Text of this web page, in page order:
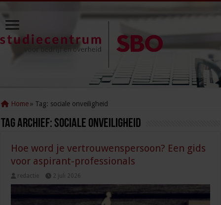
Home » Tag: sociale onveiligheid
Tag Archief:sociale onveiligheid
Hoe word je vertrouwenspersoon? Een gids
voor aspirant-professionals
redactie 2 juli 2026